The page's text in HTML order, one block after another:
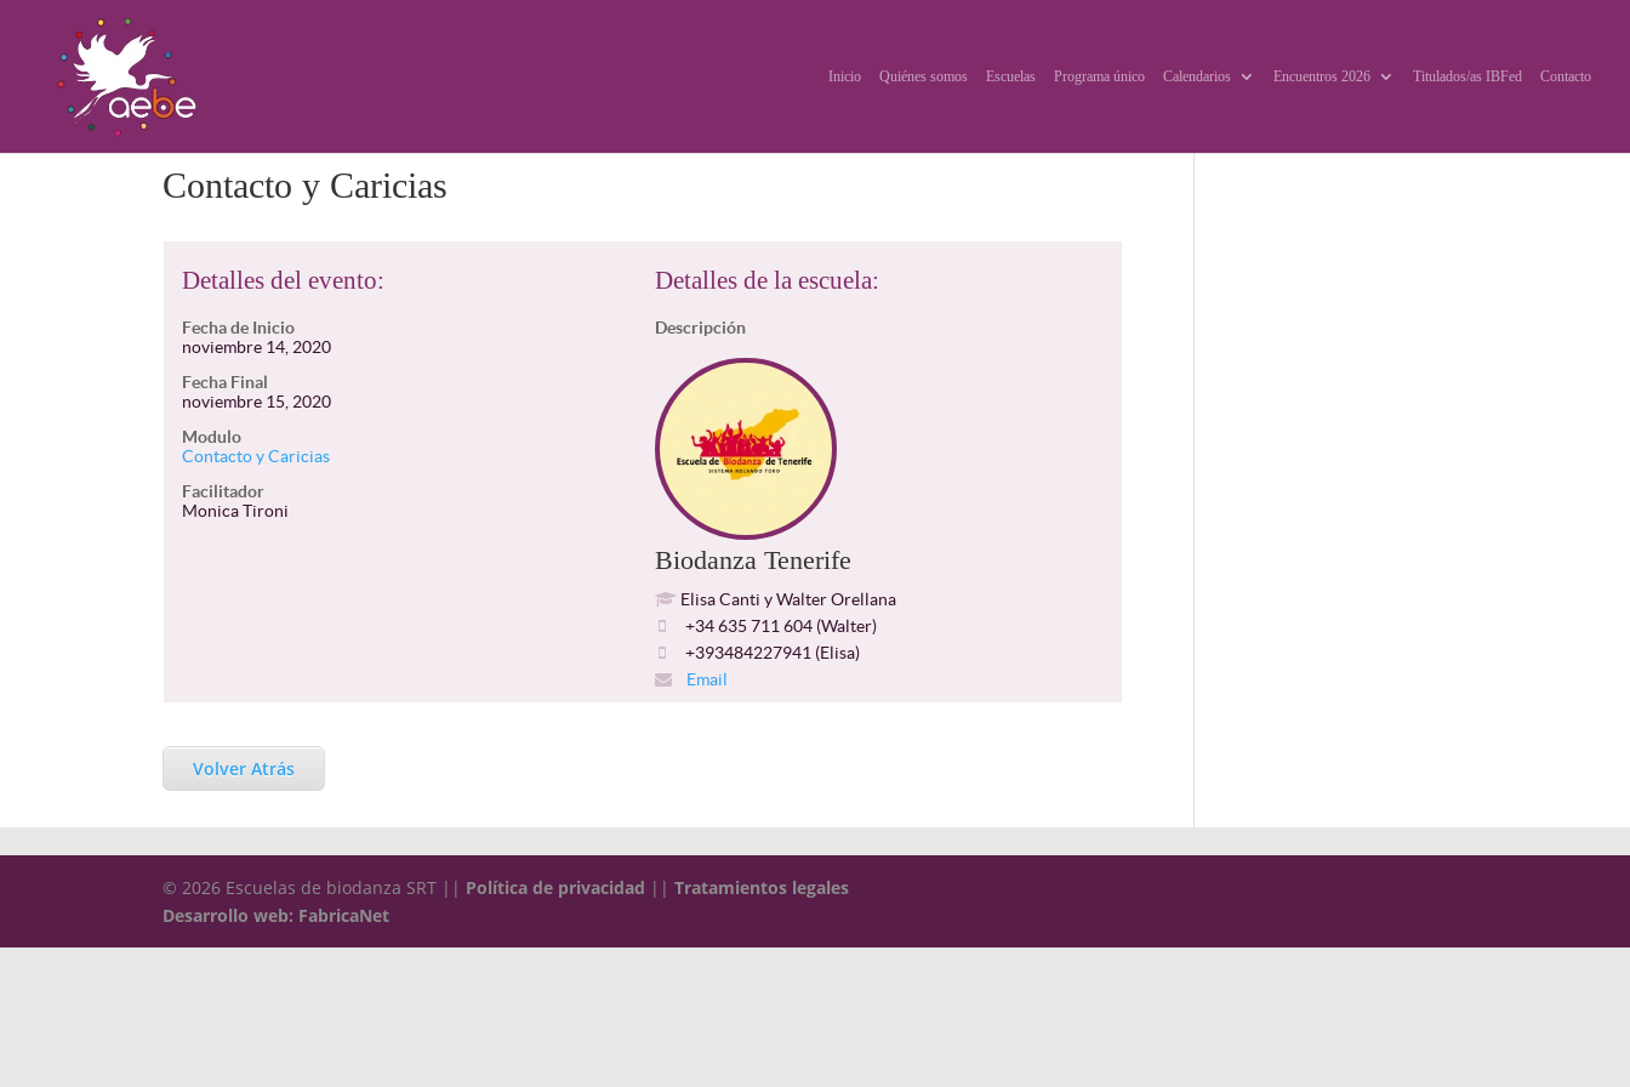
Inicio Quiénes somos Escuelas Programa único Calendarios Encuentros 2026 Titulados/as IBFed Contacto
Contacto y Caricias
Detalles del evento:
Fecha de Inicio
noviembre 14, 2020
Fecha Final
noviembre 15, 2020
Modulo
Contacto y Caricias
Facilitador
Monica Tironi
Detalles de la escuela:
Descripción
Biodanza Tenerife
Elisa Canti y Walter Orellana
+34 635 711 604 (Walter)
+393484227941 (Elisa)
Email
Volver Atrás
© 2026 Escuelas de biodanza SRT || Política de privacidad ||Tratamientos legales
Desarrollo web: FabricaNet